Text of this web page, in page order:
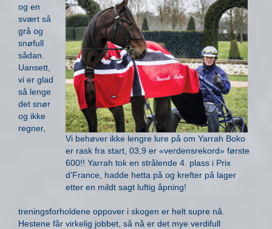
Vi behøver ikke lengre lure på om Yarrah Boko
er rask fra start, 03,9 er «verdensrekord» første
600!! Yarrah tok en strålende 4. plass i Prix
d’France, hadde hetta på og krefter på lager
etter en mildt sagt luftig åpning!
og en
svært så
grå og
snøfull
sådan.
Uansett,
vi er glad
så lenge
det snør
og ikke
regner,
treningsforholdene oppover i skogen er helt supre nå.
Hestene får virkelig jobbet, så nå er det mye verdifull